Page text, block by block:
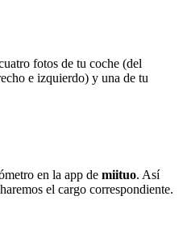
fotos de tu coche (del
e izquierdo) y una de tu
en la app de miituo. Así
el cargo correspondiente.